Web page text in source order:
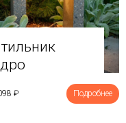
₽ Подробнее